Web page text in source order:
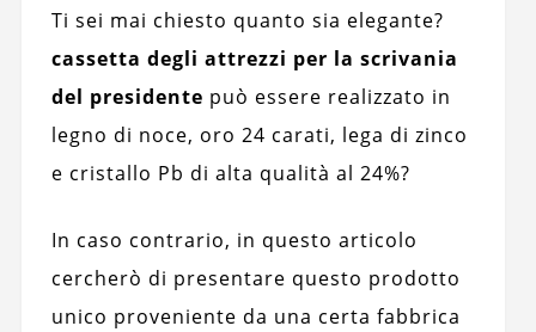
Ti sei mai chiesto quanto sia elegante?
cassetta degli attrezzi per la scrivania
del presidente può essere realizzato in
legno di noce, oro 24 carati, lega di zinco
e cristallo Pb di alta qualità al 24%?
In caso contrario, in questo articolo
cercherò di presentare questo prodotto
unico proveniente da una certa fabbrica